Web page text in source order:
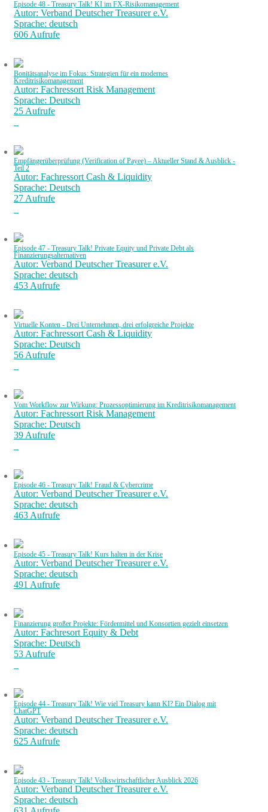
Episode 48 - Treasury Talk! KI im FX-Risikomanagement
Autor: Verband Deutscher Treasurer e.V.
Sprache: deutsch
606 Aufrufe
Bonitätsanalyse im Fokus: Strategien für ein modernes
Kreditrisikomanagement
Autor: Fachressort Risk Management
Sprache: Deutsch
25 Aufrufe
Empfängerüberprüfung (Verification of Payee) – Aktueller Stand & Ausblick -
Teil 2
Autor: Fachressort Cash & Liquidity
Sprache: Deutsch
27 Aufrufe
Episode 47 - Treasury Talk! Private Equity und Private Debt als
Finanzierungsalternativen
Autor: Verband Deutscher Treasurer e.V.
Sprache: deutsch
453 Aufrufe
Virtuelle Konten - Drei Unternehmen, drei erfolgreiche Projekte
Autor: Fachressort Cash & Liquidity
Sprache: Deutsch
56 Aufrufe
Vom Workflow zur Wirkung: Prozessoptimierung im Kreditrisikomanagement
Autor: Fachressort Risk Management
Sprache: Deutsch
39 Aufrufe
Episode 46 - Treasury Talk! Fraud & Cybercrime
Autor: Verband Deutscher Treasurer e.V.
Sprache: deutsch
463 Aufrufe
Episode 45 - Treasury Talk! Kurs halten in der Krise
Autor: Verband Deutscher Treasurer e.V.
Sprache: deutsch
491 Aufrufe
Finanzierung großer Projekte: Fördermittel und Konsortien gezielt einsetzen
Autor: Fachresort Equity & Debt
Sprache: Deutsch
53 Aufrufe
Episode 44 - Treasury Talk! Wie viel Treasury kann KI? Ein Dialog mit
ChatGPT
Autor: Verband Deutscher Treasurer e.V.
Sprache: deutsch
625 Aufrufe
Episode 43 - Treasury Talk! Volkswirtschaftlicher Ausblick 2026
Autor: Verband Deutscher Treasurer e.V.
Sprache: deutsch